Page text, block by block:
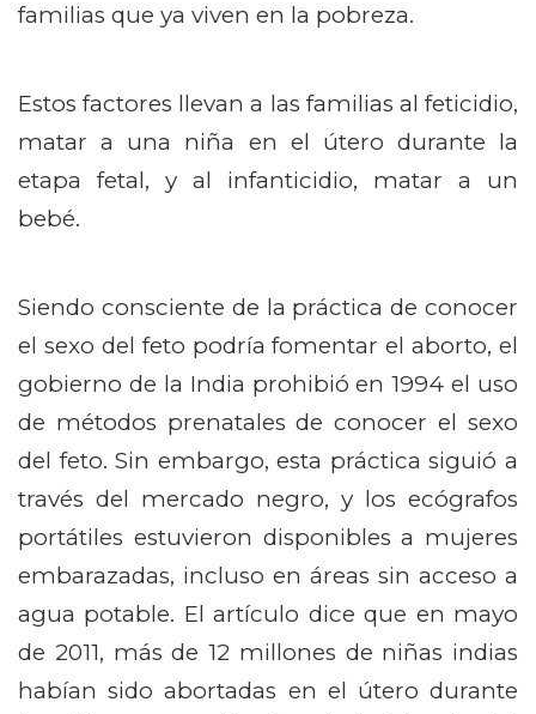
familias que ya viven en la pobreza.
Estos factores llevan a las familias al feticidio,
matar a una niña en el útero durante la
etapa fetal, y al infanticidio, matar a un
bebé.
Siendo consciente de la práctica de conocer
el sexo del feto podría fomentar el aborto, el
gobierno de la India prohibió en 1994 el uso
de métodos prenatales de conocer el sexo
del feto. Sin embargo, esta práctica siguió a
través del mercado negro, y los ecógrafos
portátiles estuvieron disponibles a mujeres
embarazadas, incluso en áreas sin acceso a
agua potable. El artículo dice que en mayo
de 2011, más de 12 millones de niñas indias
habían sido abortadas en el útero durante